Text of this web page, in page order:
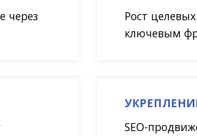
через
Рост
ключевым
SEO-